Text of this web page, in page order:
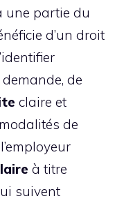
une partie du
d’un droit
de
claire et
de
à titre
suivent